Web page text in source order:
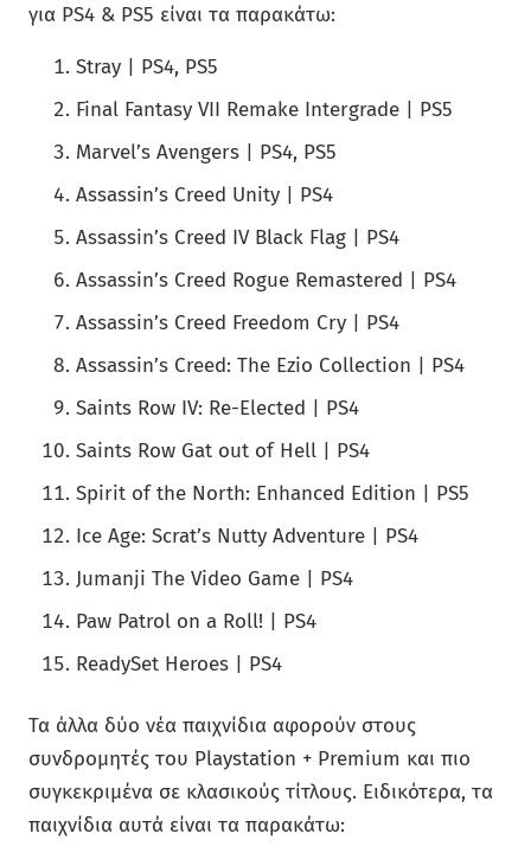
για PS4 & PS5 είναι τα παρακάτω:
Stray | PS4, PS5
Final Fantasy VII Remake Intergrade | PS5
Marvel’s Avengers | PS4, PS5
Assassin’s Creed Unity | PS4
Assassin’s Creed IV Black Flag | PS4
Assassin’s Creed Rogue Remastered | PS4
Assassin’s Creed Freedom Cry | PS4
Assassin’s Creed: The Ezio Collection | PS4
Saints Row IV: Re-Elected | PS4
Saints Row Gat out of Hell | PS4
Spirit of the North: Enhanced Edition | PS5
Ice Age: Scrat’s Nutty Adventure | PS4
Jumanji The Video Game | PS4
Paw Patrol on a Roll! | PS4
ReadySet Heroes | PS4
Τα άλλα δύο νέα παιχνίδια αφορούν στους
συνδρομητές του Playstation + Premium και πιο
συγκεκριμένα σε κλασικούς τίτλους. Ειδικότερα, τα
παιχνίδια αυτά είναι τα παρακάτω: